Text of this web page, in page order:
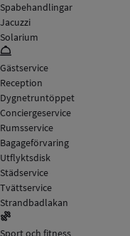
Spabehandlingar
Jacuzzi
Solarium
Gästservice
Reception
Dygnetruntöppet
Conciergeservice
Rumsservice
Bagageförvaring
Utflyktsdisk
Städservice
Tvättservice
Strandbadlakan
Sport och fitness